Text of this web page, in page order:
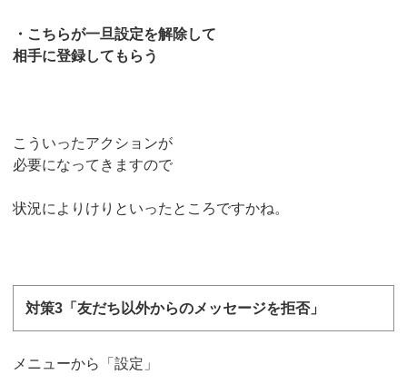
・こちらが一旦設定を解除して
相手に登録してもらう
こういったアクションが
必要になってきますので
状況によりけりといったところですかね。
対策3「友だち以外からのメッセージを拒否」
メニューから「設定」